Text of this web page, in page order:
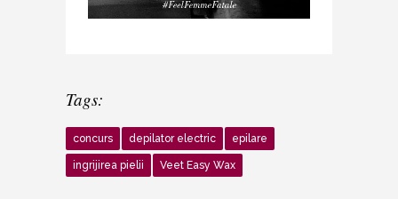
Tags:
concurs depilator electric epilare
ingrijirea pielii Veet Easy Wax